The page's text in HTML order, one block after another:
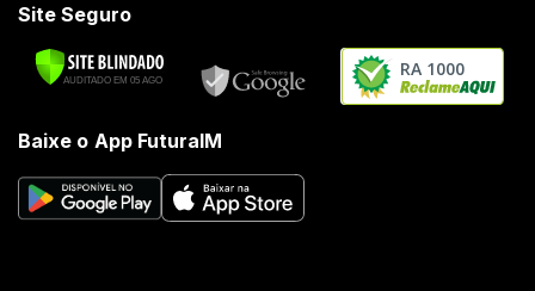
Site Seguro
RA 1000
Baixe o App FuturaIM